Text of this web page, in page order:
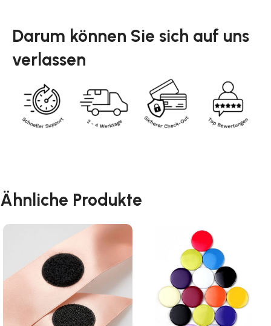
Darum können Sie sich auf uns
verlassen
Ähnliche Produkte